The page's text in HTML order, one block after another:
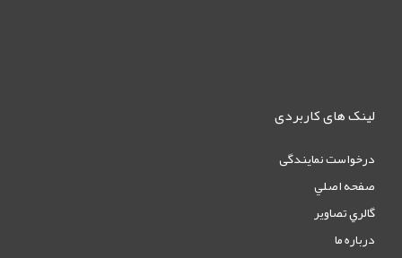
لینک های کاربردی
درخواست نمایندگی
صفحه اصلي
گالري تصاوير
درباره ما